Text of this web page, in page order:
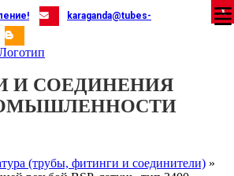
karaganda@tubes-
И СОЕДИНЕНИЯ
(трубы, фитинги и соединители) »
X
X
X
X
X
X
X
X
X
X
X
X
X
X
X
X
X
X
X